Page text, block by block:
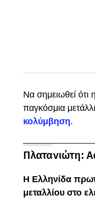
Να σημειωθεί ότι
παγκόσμια
κολύμβηση.
Πλατανιώτη:
Η Ελληνίδα
μεταλλίου στο